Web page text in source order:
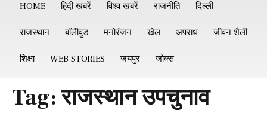
HOME हिंदी खबरें विश्व ख़बरें राजनीति दिल्ली
राजस्थान बॉलीवुड मनोरंजन खेल अपराध जीवन शैली
शिक्षा WEB STORIES जयपुर जोक्स
Tag:राजस्थान उपचुनाव